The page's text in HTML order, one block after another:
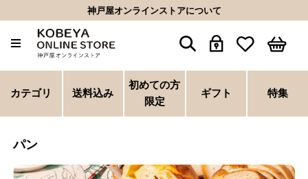
神戸屋オンラインストアについて
カテゴリ 送料込み
初めての方
限定
ギフト 特集
パン